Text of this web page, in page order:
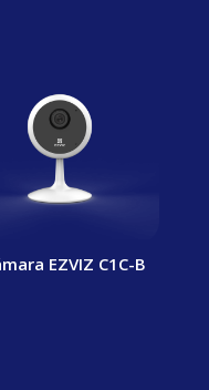
EZVIZ C1C-B